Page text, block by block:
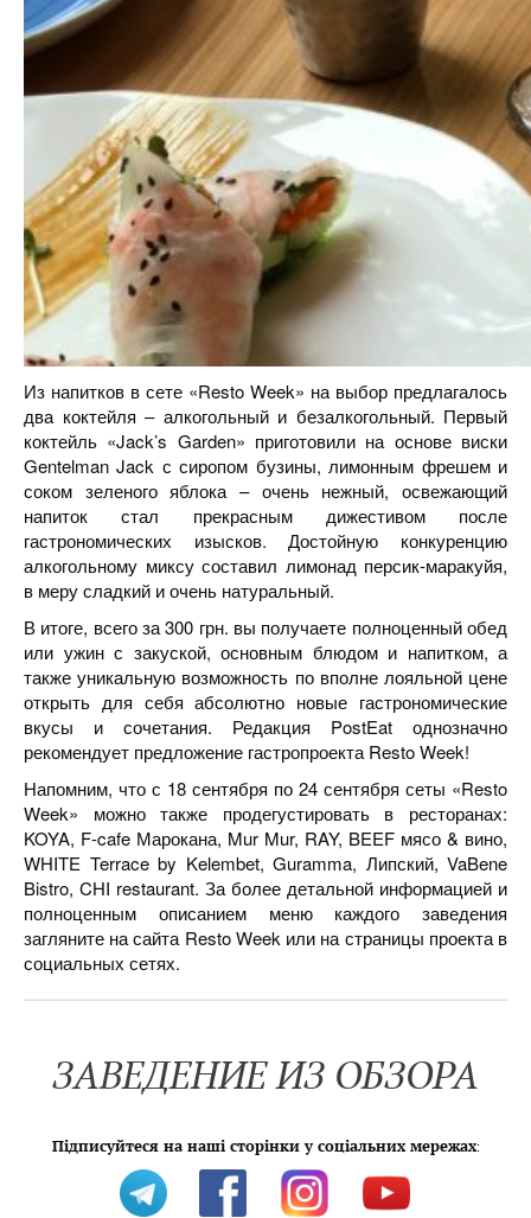
Из напитков в сете «Resto Week» на выбор предлагалось
два коктейля – алкогольный и безалкогольный. Первый
коктейль «Jack’s Garden» приготовили на основе виски
Gentelman Jack с сиропом бузины, лимонным фрешем и
соком зеленого яблока – очень нежный, освежающий
напиток стал прекрасным дижестивом после
гастрономических изысков. Достойную конкуренцию
алкогольному миксу составил лимонад персик-маракуйя,
в меру сладкий и очень натуральный.
В итоге, всего за 300 грн. вы получаете полноценный обед
или ужин с закуской, основным блюдом и напитком, а
также уникальную возможность по вполне лояльной цене
открыть для себя абсолютно новые гастрономические
вкусы и сочетания. Редакция PostEat однозначно
рекомендует предложение гастропроекта Resto Week!
Напомним, что с 18 сентября по 24 сентября сеты «Resto
Week» можно также продегустировать в ресторанах:
KOYA, F-cafe Марокана, Mur Mur, RAY, BEEF мясо & вино,
WHITE Terrace by Kelembet, Guramma, Липский, VaBene
Bistro, CHI restaurant. За более детальной информацией и
полноценным описанием меню каждого заведения
загляните на сайта Resto Week или на страницы проекта в
социальных сетях.
ЗАВЕДЕНИЕ ИЗ ОБЗОРА
Підписуйтеся на наші сторінки у соціальних мережах: